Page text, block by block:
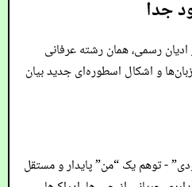
جدا
رسمی، همان رشته عرفانی
و اشکال اسطوره‌ای جدید بیان
- توهم یک “من” پایدار و مستقل